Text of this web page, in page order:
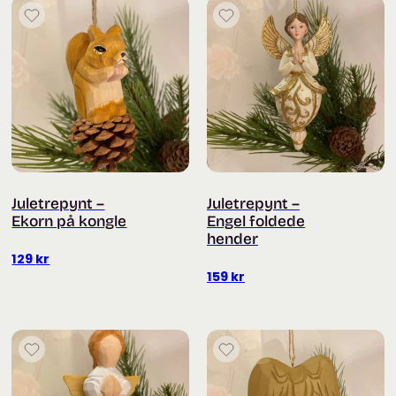
Juletrepynt –
Ekorn på kongle
129 kr
Juletrepynt –
Engel foldede
hender
159 kr